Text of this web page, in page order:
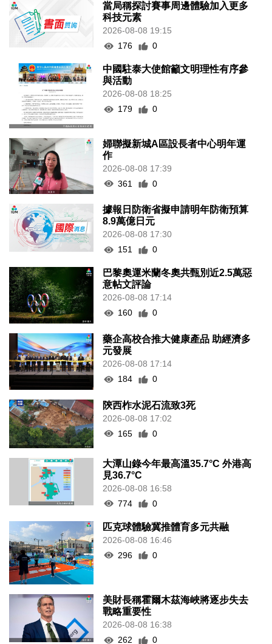
當局稱探討賽事周邊體驗加入更多
科技元素
2026-08-08 19:15
176
0
中國駐泰大使館籲文明理性有序參
與活動
2026-08-08 18:25
179
0
婦聯擬新城A區設長者中心明年運
作
2026-08-08 17:39
361
0
據報日防衛省擬申請明年防衛預算
8.9萬億日元
2026-08-08 17:30
151
0
巴黎奧運米蘭冬奧共甄別近2.5萬惡
意帖文評論
2026-08-08 17:14
160
0
藥企高校合推大健康產品 助經濟多
元發展
2026-08-08 17:14
184
0
陝西柞水泥石流致3死
2026-08-08 17:02
165
0
大潭山錄今年最高溫35.7°C 外港高
見36.7°C
2026-08-08 16:58
774
0
匹克球體驗冀推體育多元共融
2026-08-08 16:46
296
0
美財長稱霍爾木茲海峽將逐步失去
戰略重要性
2026-08-08 16:38
262
0